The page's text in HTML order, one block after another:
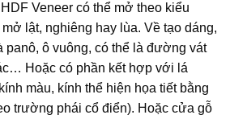
Veneer có thể mở theo kiểu
lật, nghiêng hay lùa. Về tạo dáng,
panô, ô vuông, có thể là đường vát
Hoặc có phần kết hợp với lá
màu, kính thể hiện họa tiết bằng
trường phái cổ điển). Hoặc cửa gỗ